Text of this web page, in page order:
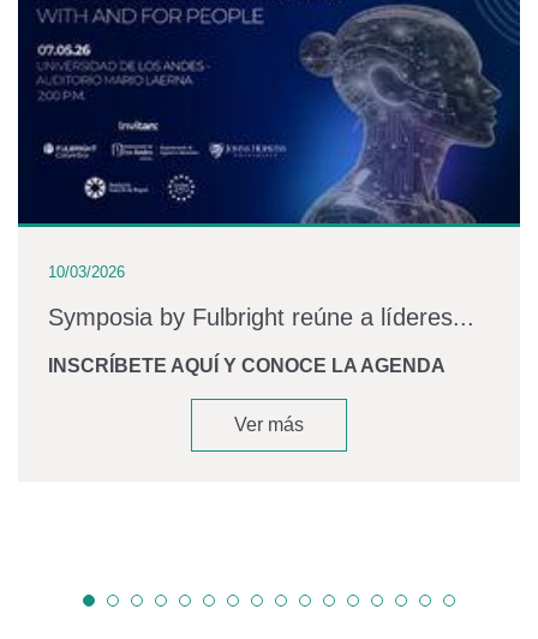
10/03/2026
Symposia by Fulbright reúne a líderes...
INSCRÍBETE AQUÍ Y CONOCE LA AGENDA
Ver más